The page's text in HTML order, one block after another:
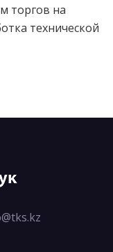
торгов на
технической